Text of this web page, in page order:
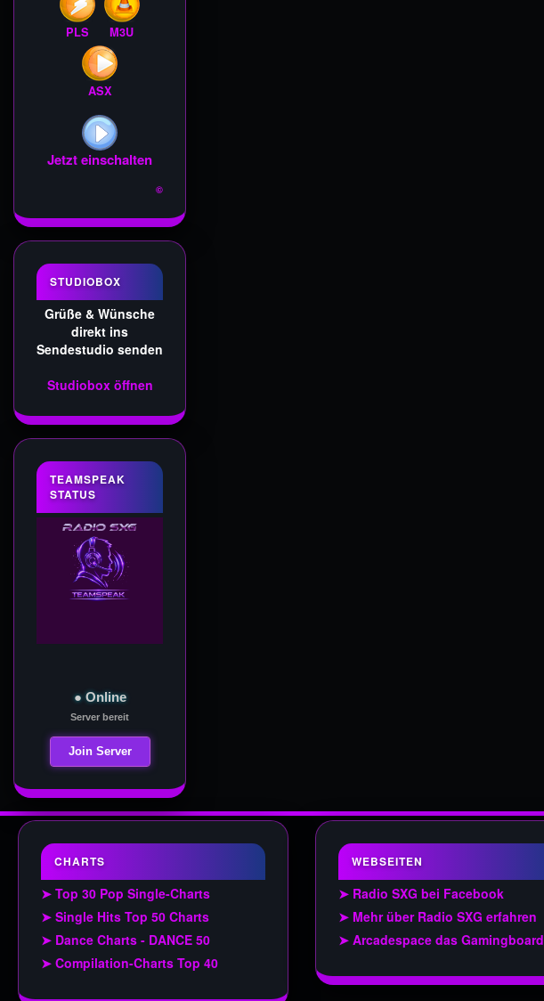
PLS M3U
ASX
Jetzt einschalten
©
STUDIOBOX
Grüße & Wünsche
direkt ins
Sendestudio senden
Studiobox öffnen
TEAMSPEAK
STATUS
● Online
Server bereit
Join Server
CHARTS
➤ Top 30 Pop Single-Charts
➤ Single Hits Top 50 Charts
➤ Dance Charts - DANCE 50
➤ Compilation-Charts Top 40
WEBSEITEN
➤ Radio SXG bei Facebook
➤ Mehr über Radio SXG erfahren
➤ Arcadespace das Gamingboard